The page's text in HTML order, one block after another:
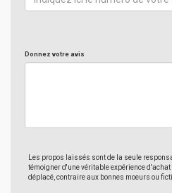
Donnez votre avis
Les propos laissés sont de la seule
témoigner d'une véritable expérience
déplacé, contraire aux bonnes moeurs ou